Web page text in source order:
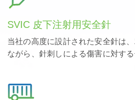
SVIC 皮下注射用安全針
当社の高度に設計された安全針は
ながら、針刺しによる傷害に対する